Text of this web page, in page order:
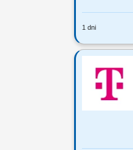
1 dni